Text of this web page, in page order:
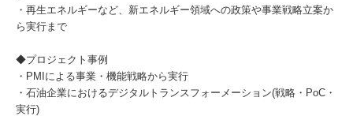
・再生エネルギーなど、新エネルギー領域への政策や事業戦略立案か
ら実行まで
◆プロジェクト事例
・PMIによる事業・機能戦略から実行
・石油企業におけるデジタルトランスフォーメーション(戦略・PoC・
実行)